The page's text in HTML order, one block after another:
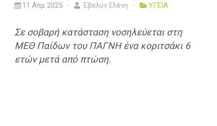
11 Απρ 2025 Έβελυν Ελένη ΥΓΕΙΑ
Σε σοβαρή κατάσταση νοσηλεύεται στη
ΜΕΘ Παίδων του ΠΑΓΝΗ ένα κοριτσάκι 6
ετών μετά από πτώση.